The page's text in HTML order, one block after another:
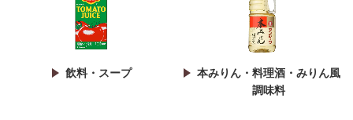
飲料・スープ
本みりん・料理酒・みりん風
調味料